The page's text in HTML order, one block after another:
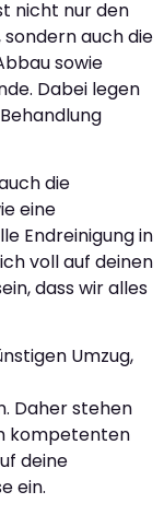
nicht nur den
auch die
sowie
Dabei legen
die
eine
Endreinigung in
voll auf deinen
dass wir alles
Umzug,
Daher stehen
kompetenten
deine
ein.